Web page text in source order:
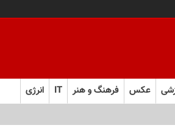
عکس فرهنگ و هنر IT انرژی